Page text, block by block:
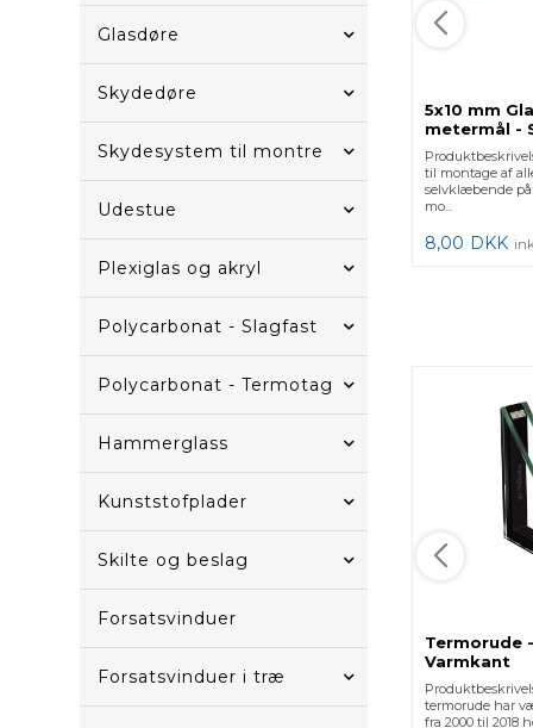
Glasdøre
Skydedøre
Skydesystem til montre
Udestue
Plexiglas og akryl
Polycarbonat - Slagfast
Polycarbonat - Termotag
Hammerglass
Kunststofplader
Skilte og beslag
Forsatsvinduer
Forsatsvinduer i træ
5x10 mm
metermål -
til montage af
selvklæbende
mo...
8,00 DKK
Termorude
Varmkant
termorude har
fra 2000 til 2018